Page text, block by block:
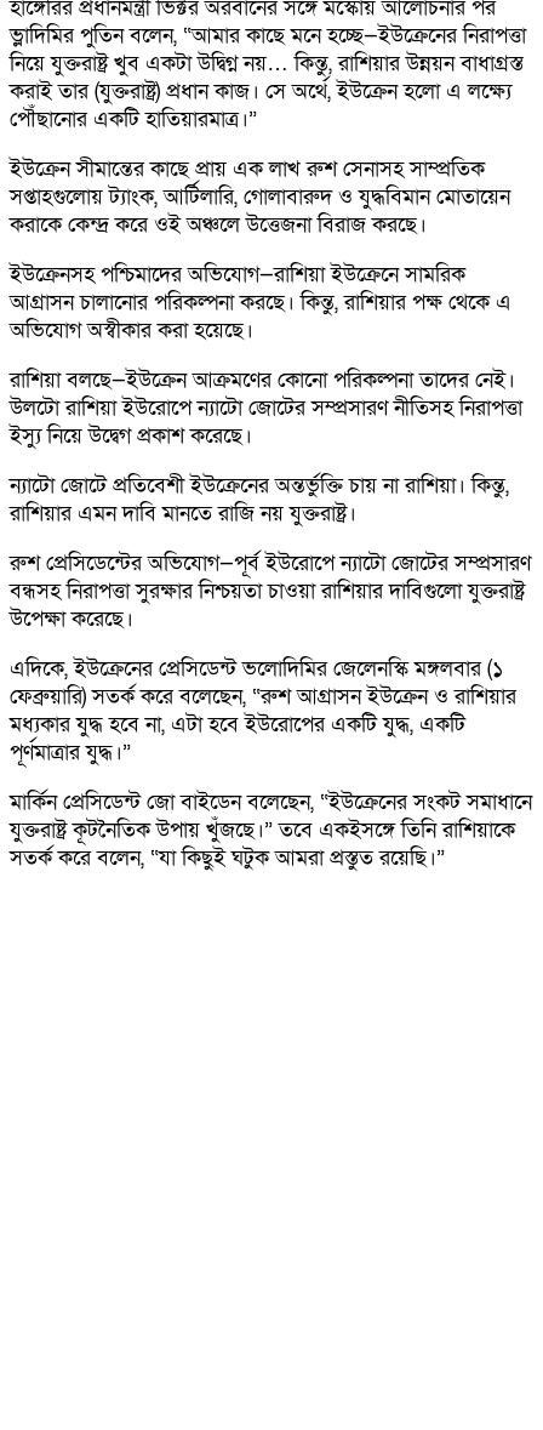
হাঙ্গেরির প্রধানমন্ত্রী ভিক্টর অরবানের সঙ্গে মস্কোয় আলোচনার পর
ভ্লাদিমির পুতিন বলেন, “আমার কাছে মনে হচ্ছে—ইউক্রেনের নিরাপত্তা
নিয়ে যুক্তরাষ্ট্র খুব একটা উদ্বিগ্ন নয়… কিন্তু, রাশিয়ার উন্নয়ন বাধাগ্রস্ত
করাই তার (যুক্তরাষ্ট্র) প্রধান কাজ। সে অর্থে, ইউক্রেন হলো এ লক্ষ্যে
পৌঁছানোর একটি হাতিয়ারমাত্র।”
ইউক্রেন সীমান্তের কাছে প্রায় এক লাখ রুশ সেনাসহ সাম্প্রতিক
সপ্তাহগুলোয় ট্যাংক, আর্টিলারি, গোলাবারুদ ও যুদ্ধবিমান মোতায়েন
করাকে কেন্দ্র করে ওই অঞ্চলে উত্তেজনা বিরাজ করছে।
ইউক্রেনসহ পশ্চিমাদের অভিযোগ—রাশিয়া ইউক্রেনে সামরিক
আগ্রাসন চালানোর পরিকল্পনা করছে। কিন্তু, রাশিয়ার পক্ষ থেকে এ
অভিযোগ অস্বীকার করা হয়েছে।
রাশিয়া বলছে—ইউক্রেন আক্রমণের কোনো পরিকল্পনা তাদের নেই।
উলটো রাশিয়া ইউরোপে ন্যাটো জোটের সম্প্রসারণ নীতিসহ নিরাপত্তা
ইস্যু নিয়ে উদ্বেগ প্রকাশ করেছে।
ন্যাটো জোটে প্রতিবেশী ইউক্রেনের অন্তর্ভুক্তি চায় না রাশিয়া। কিন্তু,
রাশিয়ার এমন দাবি মানতে রাজি নয় যুক্তরাষ্ট্র।
রুশ প্রেসিডেন্টের অভিযোগ—পূর্ব ইউরোপে ন্যাটো জোটের সম্প্রসারণ
বন্ধসহ নিরাপত্তা সুরক্ষার নিশ্চয়তা চাওয়া রাশিয়ার দাবিগুলো যুক্তরাষ্ট্র
উপেক্ষা করেছে।
এদিকে, ইউক্রেনের প্রেসিডেন্ট ভলোদিমির জেলেনস্কি মঙ্গলবার (১
ফেব্রুয়ারি) সতর্ক করে বলেছেন, “রুশ আগ্রাসন ইউক্রেন ও রাশিয়ার
মধ্যকার যুদ্ধ হবে না, এটা হবে ইউরোপের একটি যুদ্ধ, একটি
পূর্ণমাত্রার যুদ্ধ।”
মার্কিন প্রেসিডেন্ট জো বাইডেন বলেছেন, “ইউক্রেনের সংকট সমাধানে
যুক্তরাষ্ট্র কূটনৈতিক উপায় খুঁজছে।” তবে একইসঙ্গে তিনি রাশিয়াকে
সতর্ক করে বলেন, “যা কিছুই ঘটুক আমরা প্রস্তুত রয়েছি।”